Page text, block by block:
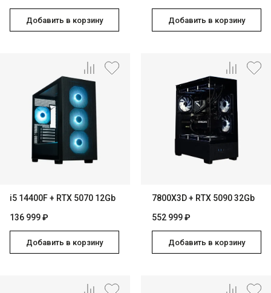
Добавить в корзину Добавить в корзину
i5 14400F + RTX 5070 12Gb
136 999 ₽
Добавить в корзину
7800X3D + RTX 5090 32Gb
552 999 ₽
Добавить в корзину